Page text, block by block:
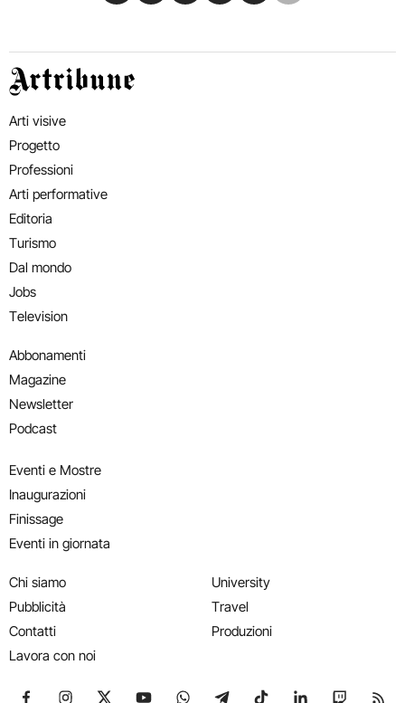
Artribune
Arti visive
Progetto
Professioni
Arti performative
Editoria
Turismo
Dal mondo
Jobs
Television
Abbonamenti
Magazine
Newsletter
Podcast
Eventi e Mostre
Inaugurazioni
Finissage
Eventi in giornata
Chi siamo
Pubblicità
Contatti
Lavora con noi
University
Travel
Produzioni
Seguici su Facebook
Seguici su Instagram
Seguici su X
Seguici su YouTube
Seguici su WhatsApp
Seguici su Telegram
Seguici su TikTok
Seguici su
Seguici